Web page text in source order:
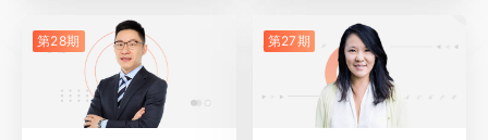
第28期 第27期